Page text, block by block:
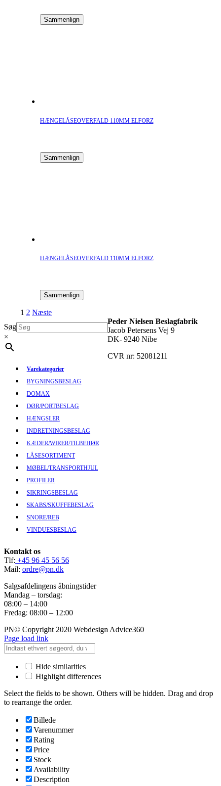
Sammenlign
HÆNGELÅSEOVERFALD 110MM ELFORZ
Sammenlign
HÆNGELÅSEOVERFALD 110MM ELFORZ
Sammenlign
1 2 Næste
Søg
×
Varekategorier
BYGNINGSBESLAG
DOMAX
DØR/PORTBESLAG
HÆNGSLER
INDRETNINGSBESLAG
KÆDER/WIRER/TILBEHØR
LÅSESORTIMENT
MØBEL/TRANSPORTHJUL
PROFILER
SIKRINGSBESLAG
SKABS/SKUFFEBESLAG
SNORE/REB
VINDUESBESLAG
Peder Nielsen Beslagfabrik
Jacob Petersens Vej 9
DK- 9240 Nibe
CVR nr: 52081211
Kontakt os
Tlf: +45 96 45 56 56
Mail: ordre@pn.dk
Salgsafdelingens åbningstider
Mandag – torsdag:
08:00 – 14:00
Fredag: 08:00 – 12:00
PN© Copyright 2020 Webdesign Advice360
Page load link
Hide similarities
Highlight differences
Select the fields to be shown. Others will be hidden. Drag and drop
to rearrange the order.
Billede
Varenummer
Rating
Price
Stock
Availability
Description